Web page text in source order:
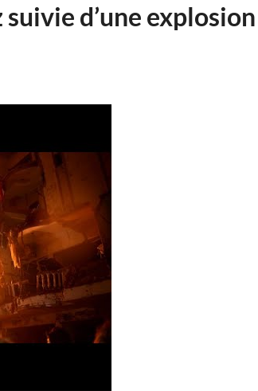
d’une